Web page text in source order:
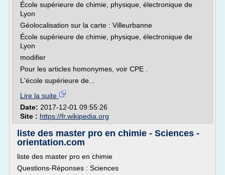
École supérieure de chimie, physique, électronique de
Lyon
Géolocalisation sur la carte : Villeurbanne
École supérieure de chimie, physique, électronique de
Lyon
modifier
Pour les articles homonymes, voir CPE .
L'école supérieure de...
Lire la suite
Date: 2017-12-01 09:55:26
Site : https://fr.wikipedia.org
liste des master pro en chimie - Sciences -
orientation.com
liste des master pro en chimie
Questions-Réponses : Sciences